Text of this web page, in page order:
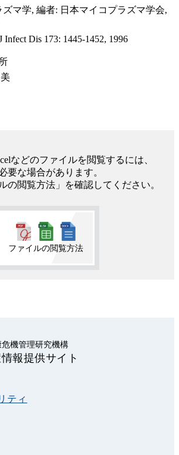
マ学, 編者: 日本マイコプラズマ学会,
Infect Dis 173: 1445-1452, 1996
などのファイルを閲覧するには、
要な場合があります。
の閲覧方法」を確認してください。
ファイルの閲覧方法
危機管理研究機構
報提供サイト
ティ